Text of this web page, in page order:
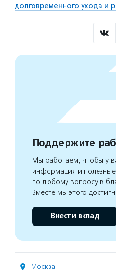
долговременного ухода и
Поддержите
Мы работаем, чтобы у
информация и
по любому вопросу в
Вместе мы этого
Внести вклад
Москва